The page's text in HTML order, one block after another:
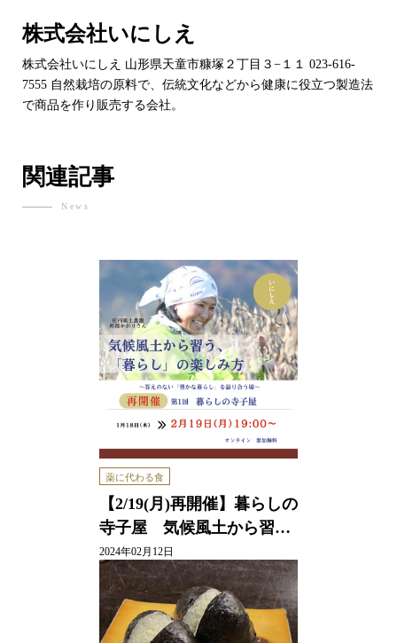
株式会社いにしえ
株式会社いにしえ 山形県天童市糠塚２丁目３−１１ 023-616-
7555 自然栽培の原料で、伝統文化などから健康に役立つ製造法
で商品を作り販売する会社。
関連記事
News
薬に代わる食
【2/19(月)再開催】暮らしの
寺子屋 気候風土から習…
2024年02月12日